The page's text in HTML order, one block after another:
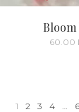
Bloom
60.00
1 2 3 4 6